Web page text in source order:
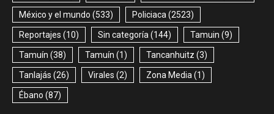
México y el mundo (533) Policiaca (2523)
Reportajes (10) Sin categoría (144) Tamuin (9)
Tamuín (38) Tamuín (1) Tancanhuitz (3)
Tanlajás (26) Virales (2) Zona Media (1)
Ébano (87)